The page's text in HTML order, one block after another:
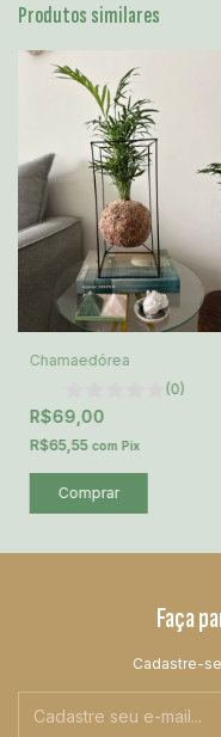
Produtos similares
Chamaedórea
(0)
R$69,00
R$65,55 com Pix
Faça
Cadastre-